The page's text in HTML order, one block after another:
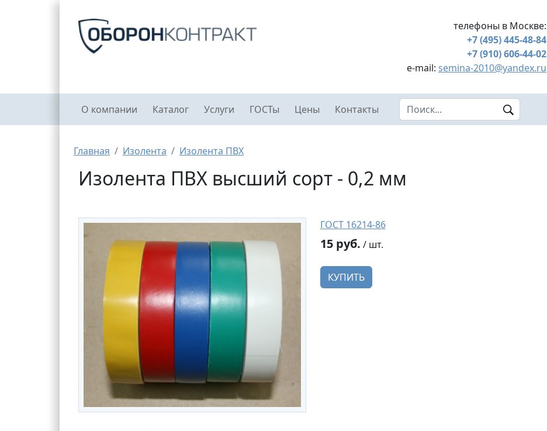
телефоны в Москве:
+7 (495) 445-48-84
+7 (910) 606-44-02
e-mail: semina-2010@yandex.ru
Главное меню
О компании Каталог Услуги ГОСТы Цены Контакты Search this site
Строка навигации
Главная Изолента Изолента ПВХ
Изолента ПВХ высший сорт - 0,2 мм
ГОСТ 16214-86
15 руб. / шт.
КУПИТЬ